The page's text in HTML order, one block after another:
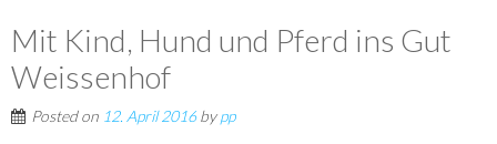
Mit Kind, Hund und Pferd ins Gut
Weissenhof
Posted on 12. April 2016bypp